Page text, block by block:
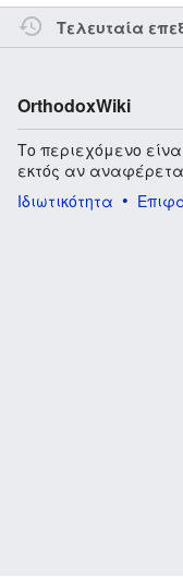
Τελευταία
OrthodoxWiki
Το περιεχόμενο
εκτός αν
Ιδιωτικότητα